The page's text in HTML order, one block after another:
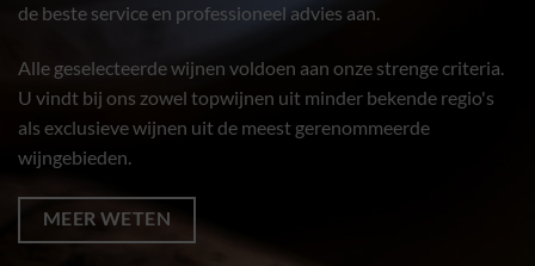
de beste service en professioneel advies aan.
Alle geselecteerde wijnen voldoen aan onze strenge criteria.
U vindt bij ons zowel topwijnen uit minder bekende regio's
als exclusieve wijnen uit de meest gerenommeerde
wijngebieden.
MEER WETEN